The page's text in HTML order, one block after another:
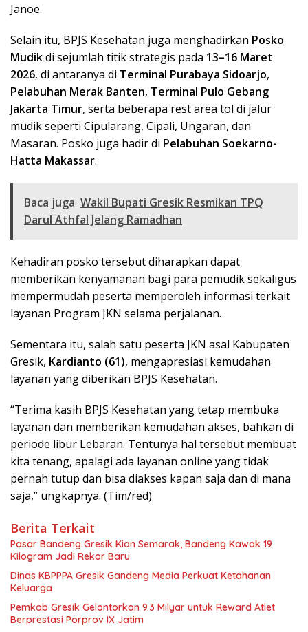
Janoe.
Selain itu, BPJS Kesehatan juga menghadirkan Posko
Mudikdi sejumlah titik strategis pada 13–16 Maret
2026, di antaranya di Terminal Purabaya Sidoarjo,
Pelabuhan Merak Banten, Terminal Pulo Gebang
Jakarta Timur, serta beberapa rest area tol di jalur
mudik seperti Cipularang, Cipali, Ungaran, dan
Masaran. Posko juga hadir di Pelabuhan Soekarno-
Hatta Makassar.
Baca juga Wakil Bupati Gresik Resmikan TPQ
Darul Athfal Jelang Ramadhan
Kehadiran posko tersebut diharapkan dapat
memberikan kenyamanan bagi para pemudik sekaligus
mempermudah peserta memperoleh informasi terkait
layanan Program JKN selama perjalanan.
Sementara itu, salah satu peserta JKN asal Kabupaten
Gresik, Kardianto (61), mengapresiasi kemudahan
layanan yang diberikan BPJS Kesehatan.
“Terima kasih BPJS Kesehatan yang tetap membuka
layanan dan memberikan kemudahan akses, bahkan di
periode libur Lebaran. Tentunya hal tersebut membuat
kita tenang, apalagi ada layanan online yang tidak
pernah tutup dan bisa diakses kapan saja dan di mana
saja,” ungkapnya. (Tim/red)
Berita Terkait
Pasar Bandeng Gresik Kian Semarak, Bandeng Kawak 19
Kilogram Jadi Rekor Baru
Dinas KBPPPA Gresik Gandeng Media Perkuat Ketahanan
Keluarga
Pemkab Gresik Gelontorkan 9.3 Milyar untuk Reward Atlet
Berprestasi Porprov IX Jatim